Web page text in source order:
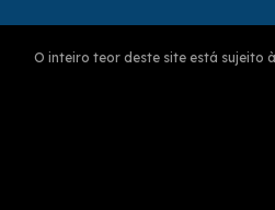
O inteiro teor deste site está sujeito